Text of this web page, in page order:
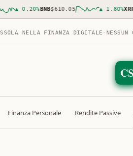
0.20 % BNB$610.05 ▲ 1.80 %XRP
NELLA FINANZA DIGITALE · NESSUN
Finanza Personale Rendite Passive